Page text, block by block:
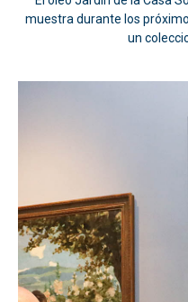
muestra durante los
un